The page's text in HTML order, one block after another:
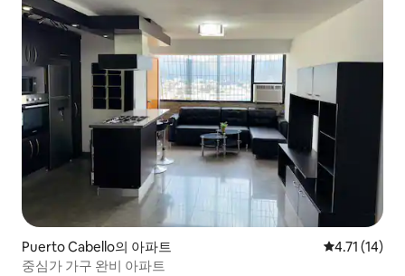
Puerto Cabello의 아파트 평점 4.71점
4.71 (14)
중심가 가구 완비 아파트